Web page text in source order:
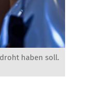
haben soll.